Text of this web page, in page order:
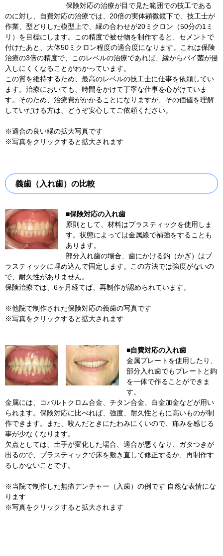
保険対応の治療が目で見た範囲での技工である
のに対し、自費対応の治療では、20倍の実体顕微鏡下で、技工士が
作業、型どりした模型上で、縁の合わせが20ミクロン（50分の1ミ
リ）を目標にします。この精度で被せ物を制作すると、セメントで
付けたあと、大体50ミクロン程度の適合度になります。これは保険
治療の3倍の精度で、このレベルの治療であれば、縁からバイ菌が侵
入しにくくなることがわかっています。
この質を維持するため、最高のレベルの技工士に仕事を依頼してい
ます。治療においても、時間をかけて丁寧な仕事を心がけていま
す。そのため、治療費がかかることになりますが、その価値を理解
していだける方は、どうぞ安心してご依頼ください。
※適合の良い縁の拡大写真です
※写真をクリックすると拡大されます
義歯（入れ歯）の比較
■保険対応の入れ歯
原則として、材料はプラスティックを使用しま
す。状態によっては金属線で補強をすることも
あります。
部分入れ歯の場合、歯にかける鈎（かぎ）はプ
ラスティックに埋め込んで固定します。この方法では強度がないの
で、耐久性がありません。
保険治療では、6ヶ月経てば、再制作が認められています。
※他院で制作された保険対応の義歯の写真です
※写真をクリックすると拡大されます
■自費対応の入れ歯
金属プレートを使用したり、
部分入れ歯でもプレートと鈎
を一体で作ることができま
す。
金属には、コバルトクロム合金、チタン合金、白金加金などが用い
られます。保険対応に比べれば、強度、耐久性ともに高いものが制
作できます。また、咬んだときにたわみにくいので、痛みを感じる
事が少なくなります。
欠点としては、土手が変化した場合、適合が悪くなり、ガタつきが
出るので、プラスティックで床を敷き直して修正するか、再制作す
るしかないことです。
※当院で制作した無痛デンチャー（入歯）の例です 自然な表情にな
ります
※写真をクリックすると拡大されます